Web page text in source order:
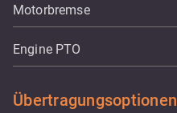
Motorbremse
Engine PTO
Übertragungsoptionen